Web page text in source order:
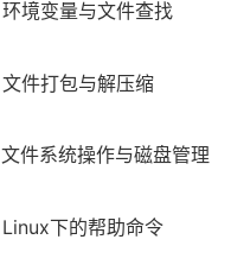
环境变量与文件查找
文件打包与解压缩
文件系统操作与磁盘管理
Linux下的帮助命令